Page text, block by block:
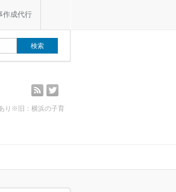
作成代行
り※旧：横浜の子育
rss